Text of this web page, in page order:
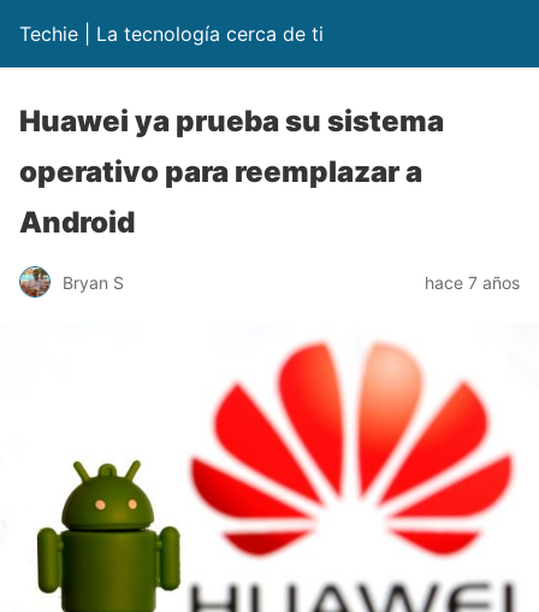
Techie | La tecnología cerca de ti
Huawei ya prueba su sistema
operativo para reemplazar a
Android
Bryan S hace 7 años